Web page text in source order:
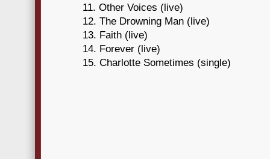
11. Other Voices (live)
12. The Drowning Man (live)
13. Faith (live)
14. Forever (live)
15. Charlotte Sometimes (single)